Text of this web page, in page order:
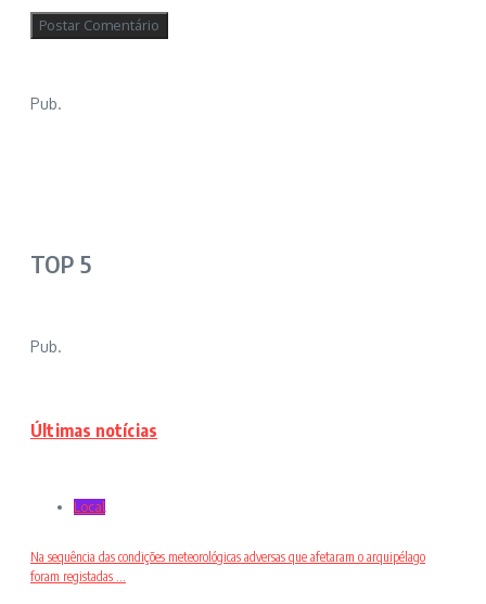
Pub.
TOP 5
Pub.
Últimas notícias
Local
Na sequência das condições meteorológicas adversas que afetaram o arquipélago
foram registadas ...